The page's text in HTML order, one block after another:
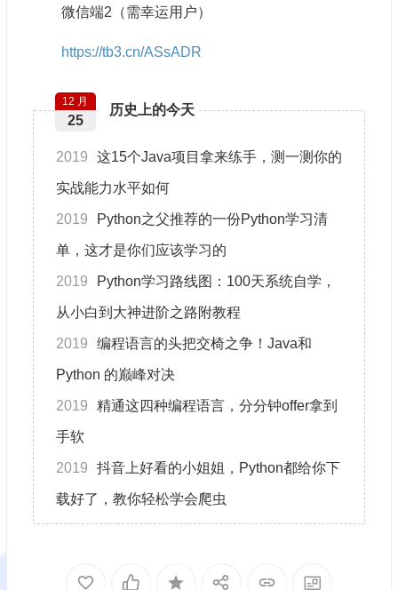
微信端2（需幸运用户）
https://tb3.cn/ASsADR
历史上的今天
12 月
25
2019 这15个Java项目拿来练手，测一测你的
实战能力水平如何
2019 Python之父推荐的一份Python学习清
单，这才是你们应该学习的
2019 Python学习路线图：100天系统自学，
从小白到大神进阶之路附教程
2019 编程语言的头把交椅之争！Java和
Python 的巅峰对决
2019 精通这四种编程语言，分分钟offer拿到
手软
2019 抖音上好看的小姐姐，Python都给你下
载好了，教你轻松学会爬虫